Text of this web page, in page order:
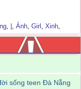
, , Ảnh, Girl , Xinh,
sống teen Đà Nẵng